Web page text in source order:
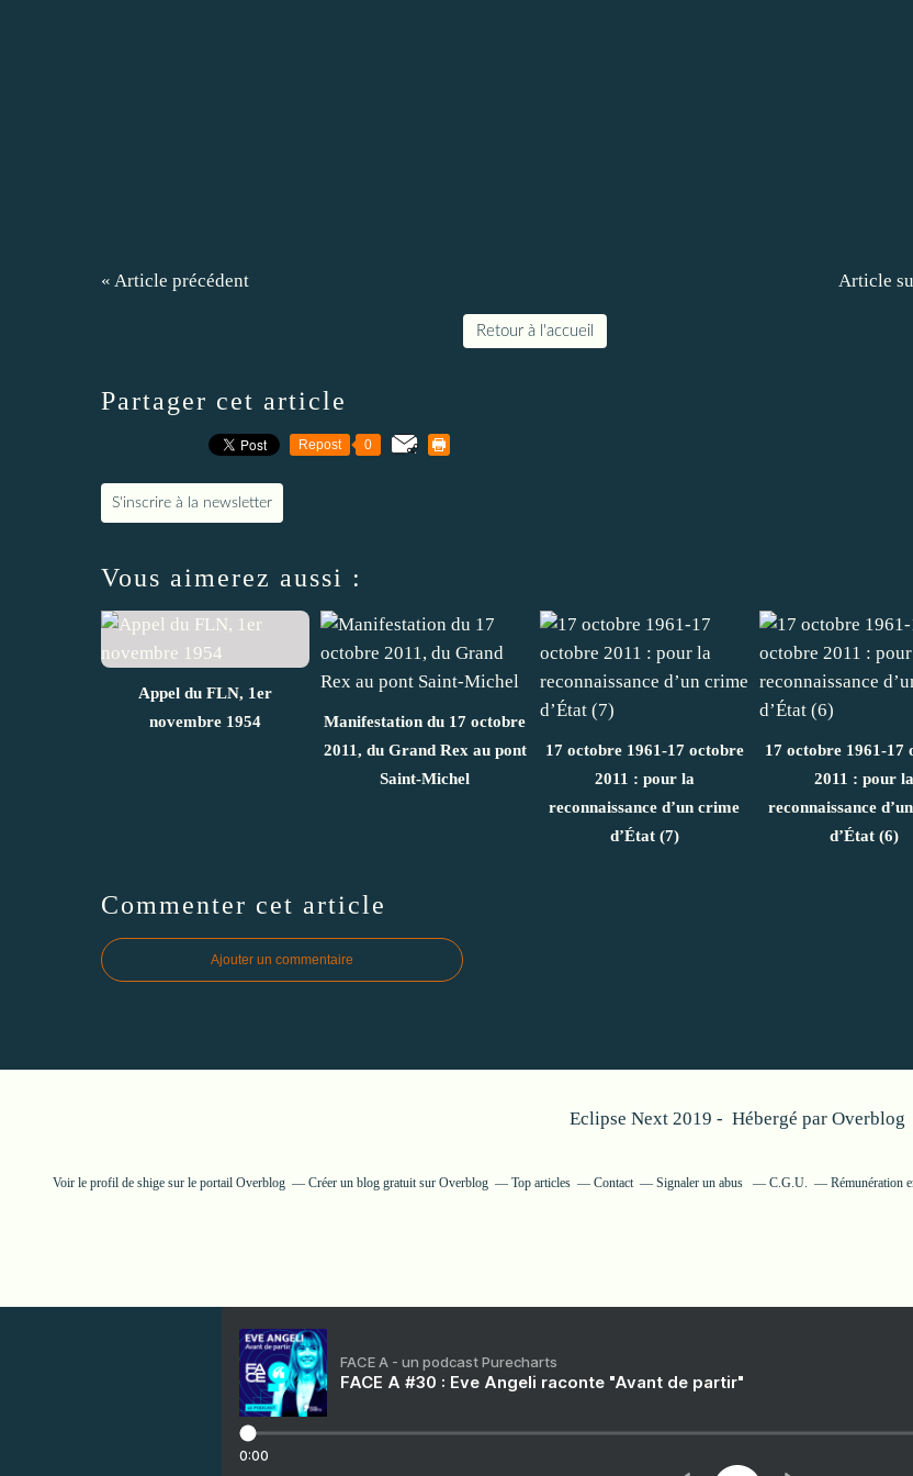
« Article précédent Article
Retour à l'accueil
Partager cet article
Repost 0
S'inscrire à la newsletter
Vous aimerez aussi :
Appel du FLN, 1er
novembre 1954
Manifestation du 17 octobre
2011, du Grand Rex au pont
Saint-Michel
17 octobre 1961-17 octobre
2011 : pour la
reconnaissance d’un crime
d’État (7)
17 octobre 1961-17
2011 : pour la
reconnaissance
d’État (6)
Commenter cet article
Ajouter un commentaire
Eclipse Next 2019 - Hébergé par Overblog
Voir le profil de shige sur le portail Overblog Créer un blog gratuit sur Overblog Top articles Contact Signaler un abus C.G.U. Rémunération
FACE A - un podcast Purecharts
FACE A #30 : Eve Angeli raconte "Avant de partir"
0:00